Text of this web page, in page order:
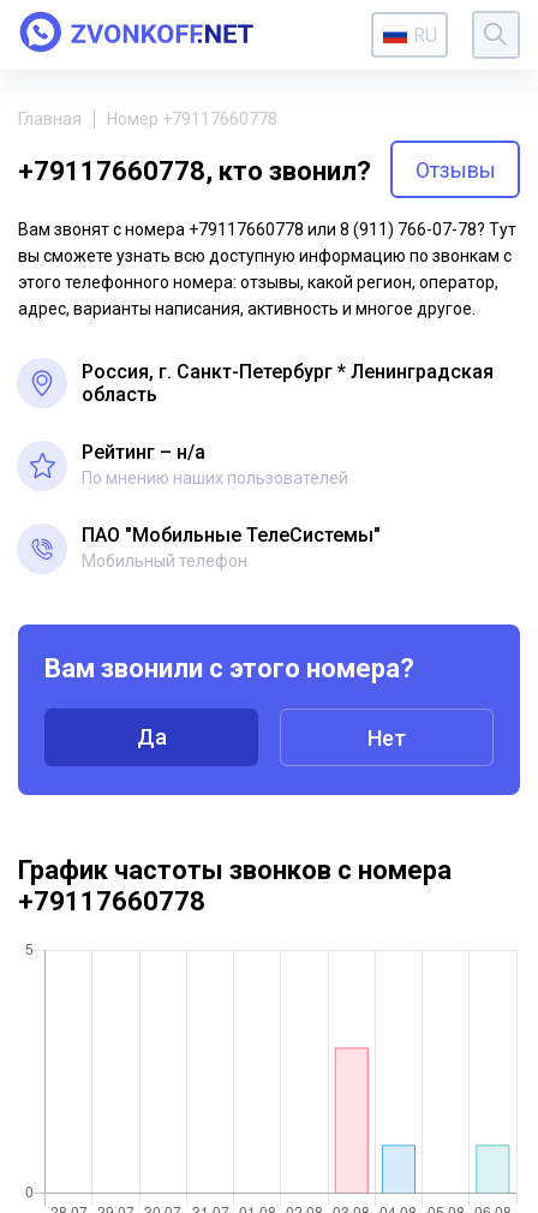
RU
Главная Номер +79117660778
+79117660778, кто звонил? Отзывы
Вам звонят с номера +79117660778 или 8 (911) 766-07-78? Тут
вы сможете узнать всю доступную информацию по звонкам с
этого телефонного номера: отзывы, какой регион, оператор,
адрес, варианты написания, активность и многое другое.
Россия, г. Санкт-Петербург * Ленинградская
область
Рейтинг – н/a
По мнению наших пользователей
ПАО "Мобильные ТелеСистемы"
Мобильный телефон
Вам звонили с этого номера?
Да Нет
График частоты звонков с номера
+79117660778